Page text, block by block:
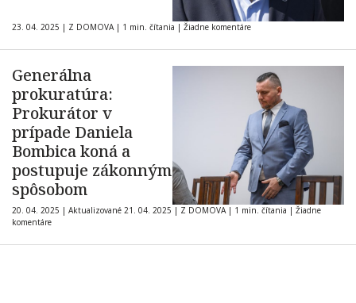
23. 04. 2025 | Z DOMOVA | 1 min. čítania | Žiadne komentáre
Generálna
prokuratúra:
Prokurátor v
prípade Daniela
Bombica koná a
postupuje zákonným
spôsobom
20. 04. 2025 | Aktualizované 21. 04. 2025 | Z DOMOVA | 1 min. čítania | Žiadne
komentáre